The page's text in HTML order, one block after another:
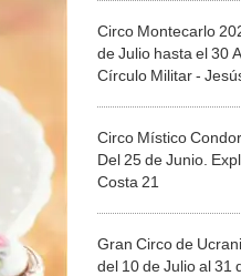
Circo Montecarlo
de Julio hasta el 30
Círculo Militar -
Circo Místico
Del 25 de Junio.
Costa 21
Gran Circo de
del 10 de Julio al 31